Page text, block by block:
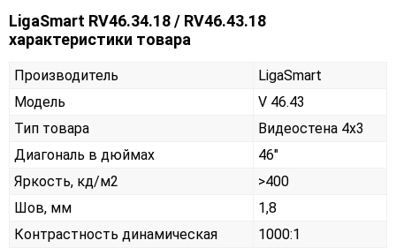
LigaSmart RV46.34.18 / RV46.43.18
характеристики товара
Производитель
LigaSmart
Модель
V 46.43
Тип товара
Видеостена 4х3
Диагональ в дюймах
46"
Яркость, кд/м2
>400
Шов, мм
1,8
Контрастность динамическая
1000:1